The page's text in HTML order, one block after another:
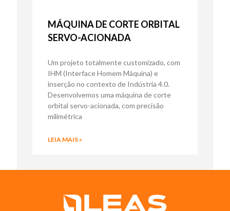
MÁQUINA DE CORTE ORBITAL
SERVO-ACIONADA
Um projeto totalmente customizado, com
IHM (Interface Homem Máquina) e
inserção no contexto de Indústria 4.0.
Desenvolvemos uma máquina de corte
orbital servo-acionada, com precisão
milimétrica
LEIA MAIS »